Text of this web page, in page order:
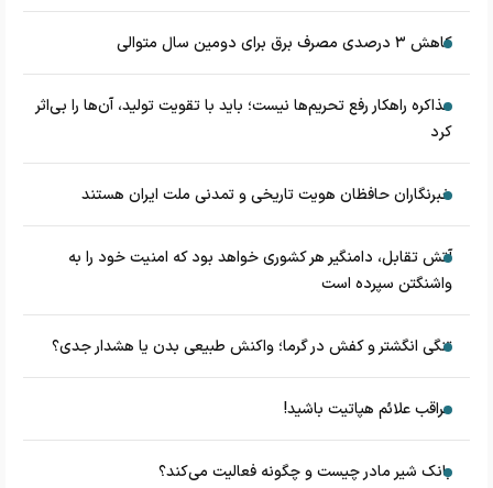
کاهش ۳ درصدی مصرف برق برای دومین سال متوالی
مذاکره راهکار رفع تحریم‌ها نیست؛ باید با تقویت تولید، آن‌ها را بی‌اثر
کرد
خبرنگاران حافظان هویت تاریخی و تمدنی ملت ایران هستند
آتش تقابل، دامنگیر هر کشوری خواهد بود که امنیت خود را به
واشنگتن سپرده است
تنگی انگشتر و کفش در گرما؛ واکنش طبیعی بدن یا هشدار جدی؟
مراقب علائم هپاتیت باشید!
بانک شیر مادر چیست و چگونه فعالیت می‌کند؟